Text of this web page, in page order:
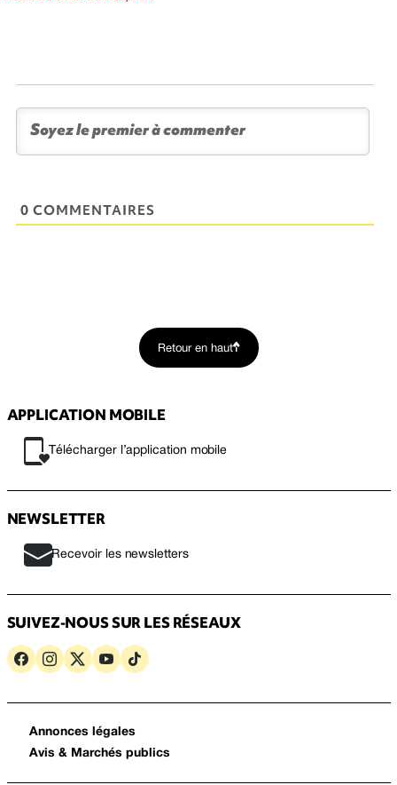
0 COMMENTAIRES
Retour en haut
APPLICATION MOBILE
Télécharger l’application mobile
NEWSLETTER
Recevoir les newsletters
SUIVEZ-NOUS SUR LES RÉSEAUX
Annonces légales
Avis & Marchés publics